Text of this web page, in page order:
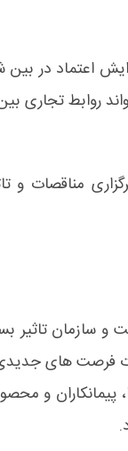
اعتماد در
روابط تجاری
مناقصات و
تاثیر
فرصت های
و